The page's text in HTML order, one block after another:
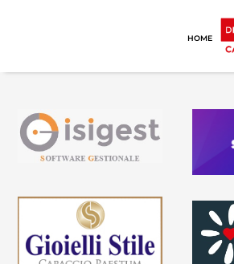
HOME